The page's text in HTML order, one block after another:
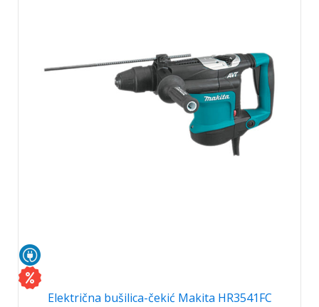
Električna bušilica-čekić Makita HR3541FC